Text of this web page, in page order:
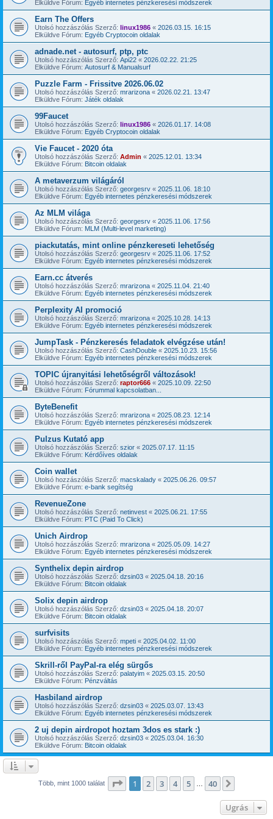
Elküldve Fórum: Egyéb internetes pénzkeresési módszerek
Earn The Offers
Utolsó hozzászólás Szerző: linux1986 « 2026.03.15. 16:15
Elküldve Fórum: Egyéb Cryptocoin oldalak
adnade.net - autosurf, ptp, ptc
Utolsó hozzászólás Szerző: Api22 « 2026.02.22. 21:25
Elküldve Fórum: Autosurf & Manualsurf
Puzzle Farm - Frissitve 2026.06.02
Utolsó hozzászólás Szerző: mrarizona « 2026.02.21. 13:47
Elküldve Fórum: Játék oldalak
99Faucet
Utolsó hozzászólás Szerző: linux1986 « 2026.01.17. 14:08
Elküldve Fórum: Egyéb Cryptocoin oldalak
Vie Faucet - 2020 óta
Utolsó hozzászólás Szerző: Admin « 2025.12.01. 13:34
Elküldve Fórum: Bitcoin oldalak
A metaverzum világáról
Utolsó hozzászólás Szerző: georgesrv « 2025.11.06. 18:10
Elküldve Fórum: Egyéb internetes pénzkeresési módszerek
Az MLM világa
Utolsó hozzászólás Szerző: georgesrv « 2025.11.06. 17:56
Elküldve Fórum: MLM (Multi-level marketing)
piackutatás, mint online pénzkereseti lehetőség
Utolsó hozzászólás Szerző: georgesrv « 2025.11.06. 17:52
Elküldve Fórum: Egyéb internetes pénzkeresési módszerek
Earn.cc átverés
Utolsó hozzászólás Szerző: mrarizona « 2025.11.04. 21:40
Elküldve Fórum: Egyéb internetes pénzkeresési módszerek
Perplexity AI promoció
Utolsó hozzászólás Szerző: mrarizona « 2025.10.28. 14:13
Elküldve Fórum: Egyéb internetes pénzkeresési módszerek
JumpTask - Pénzkeresés feladatok elvégzése után!
Utolsó hozzászólás Szerző: CashDouble « 2025.10.23. 15:56
Elküldve Fórum: Egyéb internetes pénzkeresési módszerek
TOPIC újranyitási lehetőségről változások!
Utolsó hozzászólás Szerző: raptor666 « 2025.10.09. 22:50
Elküldve Fórum: Fórummal kapcsolatban...
ByteBenefit
Utolsó hozzászólás Szerző: mrarizona « 2025.08.23. 12:14
Elküldve Fórum: Egyéb internetes pénzkeresési módszerek
Pulzus Kutató app
Utolsó hozzászólás Szerző: szior « 2025.07.17. 11:15
Elküldve Fórum: Kérdőíves oldalak
Coin wallet
Utolsó hozzászólás Szerző: macskalady « 2025.06.26. 09:57
Elküldve Fórum: e-bank segítség
RevenueZone
Utolsó hozzászólás Szerző: netinvest « 2025.06.21. 17:55
Elküldve Fórum: PTC (Paid To Click)
Unich Airdrop
Utolsó hozzászólás Szerző: mrarizona « 2025.05.09. 14:27
Elküldve Fórum: Egyéb internetes pénzkeresési módszerek
Synthelix depin airdrop
Utolsó hozzászólás Szerző: dzsin03 « 2025.04.18. 20:16
Elküldve Fórum: Bitcoin oldalak
Solix depin airdrop
Utolsó hozzászólás Szerző: dzsin03 « 2025.04.18. 20:07
Elküldve Fórum: Bitcoin oldalak
surfvisits
Utolsó hozzászólás Szerző: mpeti « 2025.04.02. 11:00
Elküldve Fórum: Egyéb internetes pénzkeresési módszerek
Skrill-ről PayPal-ra elég sürgős
Utolsó hozzászólás Szerző: palatyim « 2025.03.15. 20:50
Elküldve Fórum: Pénzváltás
Hasbiland airdrop
Utolsó hozzászólás Szerző: dzsin03 « 2025.03.07. 13:43
Elküldve Fórum: Egyéb internetes pénzkeresési módszerek
2 uj depin airdropot hoztam 3dos es stark :)
Utolsó hozzászólás Szerző: dzsin03 « 2025.03.04. 16:30
Elküldve Fórum: Bitcoin oldalak
Több, mint 1000 találat Oldal:1 40
1 2 3 4 5 40
Ugrás